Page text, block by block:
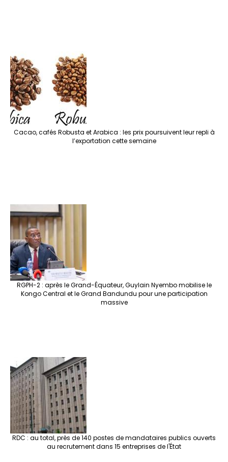
Cacao, cafés Robusta et Arabica : les prix poursuivent leur repli à
l’exportation cette semaine
RGPH-2 : après le Grand-Équateur, Guylain Nyembo mobilise le
Kongo Central et le Grand Bandundu pour une participation
massive
RDC : au total, près de 140 postes de mandataires publics ouverts
au recrutement dans 15 entreprises de l'État